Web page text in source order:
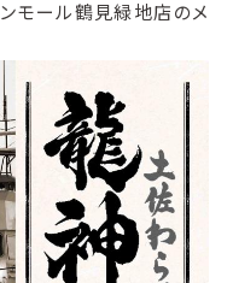
モール鶴見緑地店のメ